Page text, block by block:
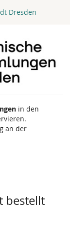
Dresden
in den
an der
bestellt